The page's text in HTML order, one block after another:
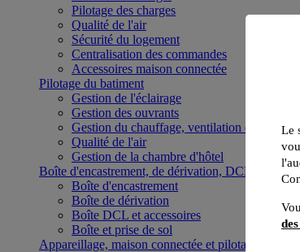
Pilotage des charges
Qualité de l'air
Sécurité du logement
Centralisation des commandes
Accessoires maison connectée
Pilotage du batiment
Gestion de l'éclairage
Gestion des ouvrants
Gestion du chauffage, ventilation et
Qualité de l'air
Gestion de la chambre d'hôtel
Boîte d'encastrement, de dérivation, DCL et boîte
Boîte d'encastrement
Boîte de dérivation
Boîte DCL et accessoires
Boîte et prise de sol
Appareillage, maison connectée et pilotage du
Le